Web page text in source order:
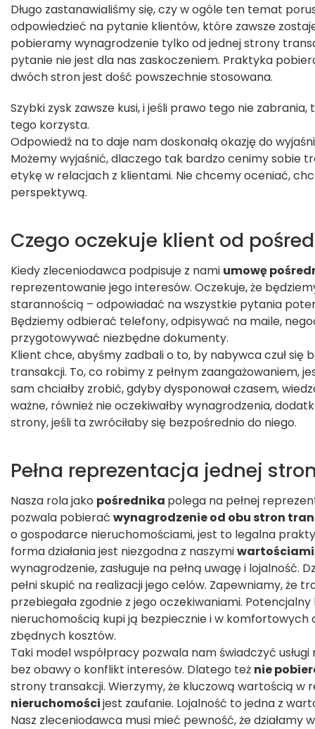
Długo zastanawialiśmy się, czy w ogóle ten temat
odpowiedzieć na pytanie klientów, które zawsze
pobieramy wynagrodzenie tylko od jednej strony
pytanie nie jest dla nas zaskoczeniem. Praktyka
dwóch stron jest dość powszechnie stosowana.
Szybki zysk zawsze kusi, i jeśli prawo tego nie
tego korzysta.
Odpowiedź na to daje nam doskonałą okazję do
Możemy wyjaśnić, dlaczego tak bardzo cenimy sobie
etykę w relacjach z klientami. Nie chcemy oceniać,
perspektywą.
Czego oczekuje klient od
Kiedy zleceniodawca podpisuje z nami umowę
reprezentowanie jego interesów. Oczekuje, że
starannością – odpowiadać na wszystkie pytania
Będziemy odbierać telefony, odpisywać na maile,
przygotowywać niezbędne dokumenty.
Klient chce, abyśmy zadbali o to, by nabywca czuł się
transakcji. To, co robimy z pełnym zaangażowaniem,
sam chciałby zrobić, gdyby dysponował czasem,
ważne, również nie oczekiwałby wynagrodzenia,
strony, jeśli ta zwróciłaby się bezpośrednio do niego.
Pełna reprezentacja jednej
Nasza rola jako pośrednika polega na pełnej
pozwala pobierać wynagrodzenie od obu stron
o gospodarce nieruchomościami, jest to legalna
forma działania jest niezgodna z naszymiwartościami
wynagrodzenie, zasługuje na pełną uwagę i lojalność.
pełni skupić na realizacji jego celów. Zapewniamy, że
przebiegała zgodnie z jego oczekiwaniami.
nieruchomością kupi ją bezpiecznie i w komfortowych
zbędnych kosztów.
Taki model współpracy pozwala nam świadczyć
bez obawy o konflikt interesów. Dlatego też nie
strony transakcji. Wierzymy, że kluczową wartością w
nieruchomościjest zaufanie. Lojalność to jedna z
Nasz zleceniodawca musi mieć pewność, że działamy